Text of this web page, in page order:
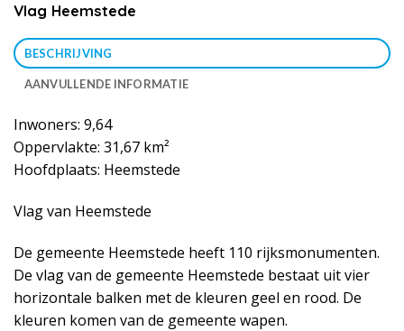
Vlag Heemstede
BESCHRIJVING
AANVULLENDE INFORMATIE
Inwoners: 9,64
Oppervlakte: 31,67 km²
Hoofdplaats: Heemstede
Vlag van Heemstede
De gemeente Heemstede heeft 110 rijksmonumenten.
De vlag van de gemeente Heemstede bestaat uit vier
horizontale balken met de kleuren geel en rood. De
kleuren komen van de gemeente wapen.